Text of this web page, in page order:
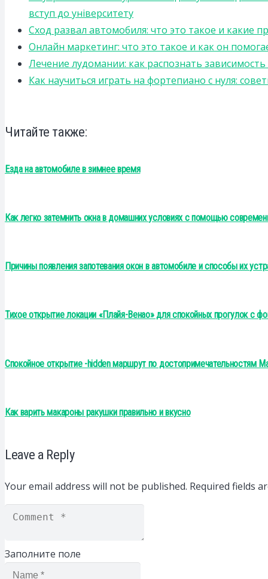
вступ до університету
Сход развал автомобиля: что это такое и какие
Онлайн маркетинг: что это такое и как он
Лечение лудомании: как распознать
Как научиться играть на фортепиано с нуля:
Читайте также:
Езда на автомобиле в зимнее время
Как легко затемнить окна в домашних условиях с помощью
Причины появления запотевания окон в автомобиле и способы их
Тихое открытие локации «Плайя-Венао» для спокойных прогулок с
Спокойное открытие -hidden маршрут по достопримечательностям
Как варить макароны ракушки правильно и вкусно
Leave a Reply
Your email address will not be published. Required fields
Заполните поле